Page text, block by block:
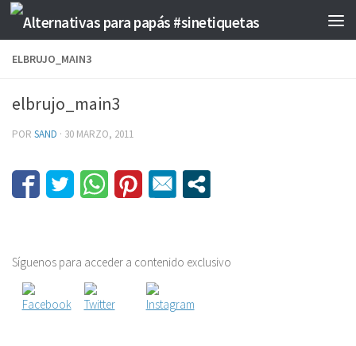
Saltar al contenido
ELBRUJO_MAIN3
elbrujo_main3
POR SAND · 30 MARZO, 2011
Síguenos para acceder a contenido exclusivo